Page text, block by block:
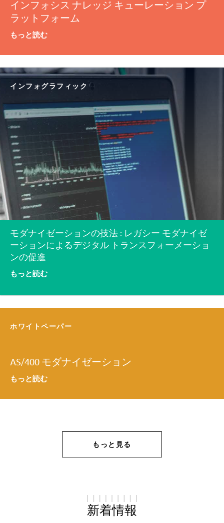
インフォシス ナレッジ キューレーション プ
ラットフォーム
もっと読む
インフォグラフィック
モダナイゼーションの技法 : レガシー モダナイゼ
ーションによるデジタル トランスフォーメーショ
ンの促進
もっと読む
ホワイトペーパー
AS/400 モダナイゼーション
もっと読む
もっと見る
新着情報